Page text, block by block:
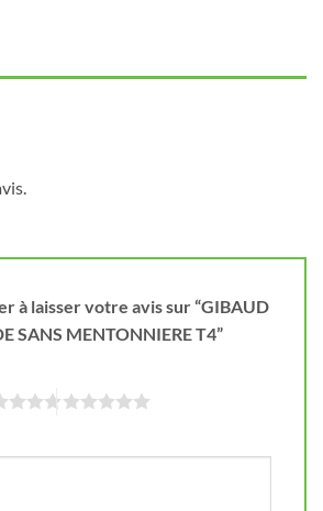
à laisser votre avis sur “GIBAUD
SANS MENTONNIERE T4”